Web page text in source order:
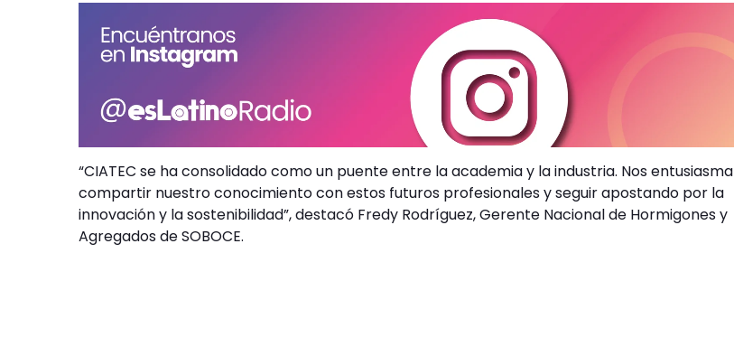
“CIATEC se ha consolidado como un puente entre la academia y la industria. Nos entusiasma
compartir nuestro conocimiento con estos futuros profesionales y seguir apostando por la
innovación y la sostenibilidad”, destacó Fredy Rodríguez, Gerente Nacional de Hormigones y
Agregados de SOBOCE.